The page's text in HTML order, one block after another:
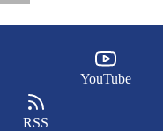
YouTube
RSS